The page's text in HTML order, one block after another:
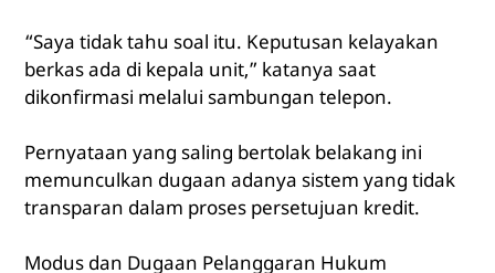
“Saya tidak tahu soal itu. Keputusan kelayakan
berkas ada di kepala unit,” katanya saat
dikonfirmasi melalui sambungan telepon.
Pernyataan yang saling bertolak belakang ini
memunculkan dugaan adanya sistem yang tidak
transparan dalam proses persetujuan kredit.
Modus dan Dugaan Pelanggaran Hukum